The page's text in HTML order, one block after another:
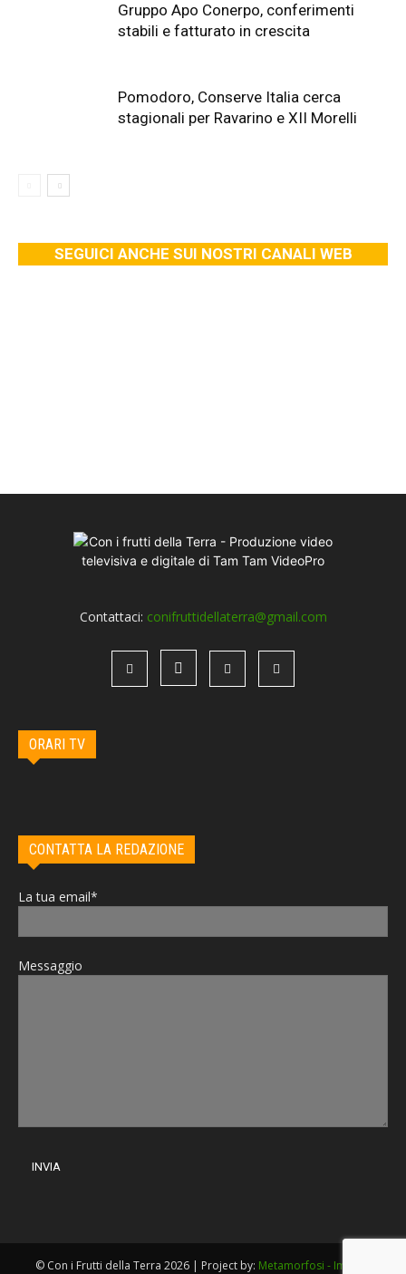
Gruppo Apo Conerpo, conferimenti
stabili e fatturato in crescita
Pomodoro, Conserve Italia cerca
stagionali per Ravarino e XII Morelli
SEGUICI ANCHE SUI NOSTRI CANALI WEB
Contattaci: conifruttidellaterra@gmail.com
ORARI TV
CONTATTA LA REDAZIONE
La tua email*
Messaggio
© Con i Frutti della Terra 2026 | Project by: Metamorfosi - Imola